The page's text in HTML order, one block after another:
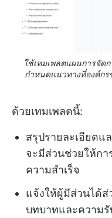
ใช้เทมเพลตแผนการจัด
กำหนดแนวทางที่องค์ก
ด้วยเทมเพลตนี้:
สรุปรายละเอียด
จะมีส่วนช่วยให้กา
ความสำเร็จ
แจ้งให้ผู้มีส่วนได้ส่
บทบาทและความ